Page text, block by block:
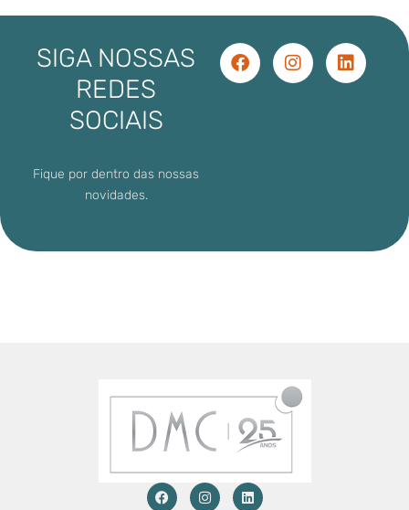
SIGA NOSSAS
REDES
SOCIAIS
Fique por dentro das nossas
novidades.